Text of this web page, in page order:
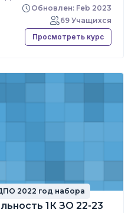
животных и основных
систем, изучение
основных видов
Обновлен: Feb 2023
69 Учащихся
Просмотреть курс
2022 год набора
1К ЗО 22-23